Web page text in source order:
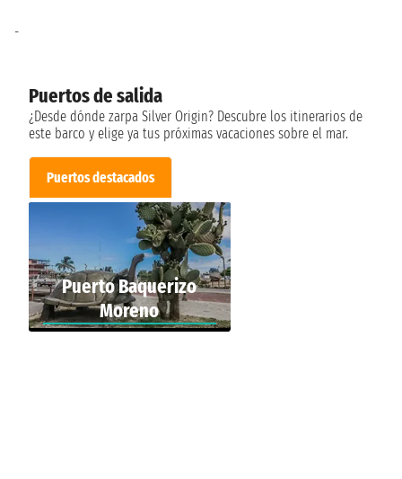
Puertos de salida
¿Desde dónde zarpa Silver Origin? Descubre los itinerarios de
este barco y elige ya tus próximas vacaciones sobre el mar.
Puertos destacados
Puerto Baquerizo
Moreno
-